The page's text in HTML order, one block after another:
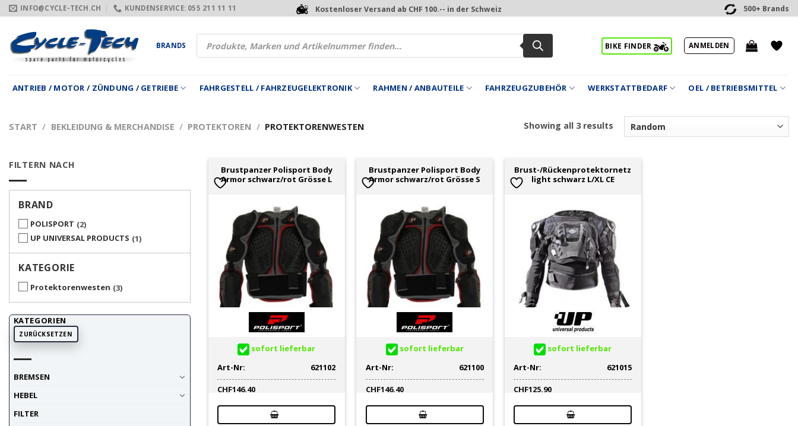
Zum
Inhalt
springen
INFO@CYCLE-TECH.CH KUNDENSERVICE: 055 211 11 11 Kostenloser Versand ab CHF 100.-- in der Schweiz 500+ Brands
BRANDS
Products
search
BIKE FINDER ANMELDEN
ANTRIEB / MOTOR / ZÜNDUNG / GETRIEBE FAHRGESTELL / FAHRZEUGELEKTRONIK RAHMEN / ANBAUTEILE FAHRZEUGZUBEHÖR WERKSTATTBEDARF OEL / BETRIEBSMITTEL
START / BEKLEIDUNG & MERCHANDISE / PROTEKTOREN / PROTEKTORENWESTEN Showing all 3 results
FILTERN NACH
BRAND
POLISPORT
2
UP UNIVERSAL PRODUCTS 1
KATEGORIE
Protektorenwesten 3
KATEGORIEN
ZURÜCKSETZEN
BREMSEN
HEBEL
FILTER
Brustpanzer Polisport Body
Armor schwarz/rot Grösse L
sofort lieferbar
Art-Nr:
621102
CHF146.40
Brustpanzer Polisport Body
Armor schwarz/rot Grösse S
sofort lieferbar
Art-Nr:
621100
CHF146.40
Brust-/Rückenprotektornetz
light schwarz L/XL CE
sofort lieferbar
Art-Nr:
621015
CHF125.90